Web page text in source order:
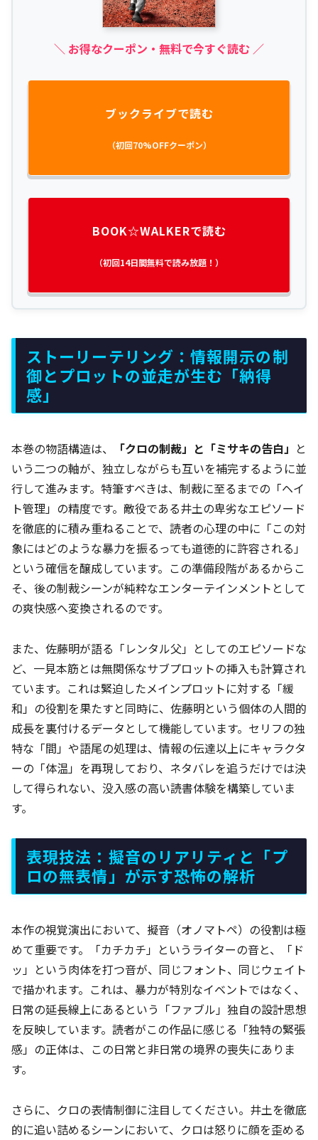
＼ お得なクーポン・無料で今すぐ読む ／
ブックライブで読む
（初回70%OFFクーポン）
BOOK☆WALKERで読む
（初回14日間無料で読み放題！）
ストーリーテリング：情報開示の制
御とプロットの並走が生む「納得
感」
本巻の物語構造は、 「クロの制裁」と「ミサキの告白」 と
いう二つの軸が、独立しながらも互いを補完するように並
行して進みます。特筆すべきは、制裁に至るまでの「ヘイ
ト管理」の精度です。敵役である井土の卑劣なエピソード
を徹底的に積み重ねることで、読者の心理の中に「この対
象にはどのような暴力を振るっても道徳的に許容される」
という確信を醸成しています。この準備段階があるからこ
そ、後の制裁シーンが純粋なエンターテインメントとして
の爽快感へ変換されるのです。
また、佐藤明が語る「レンタル父」としてのエピソードな
ど、一見本筋とは無関係なサブプロットの挿入も計算され
ています。これは緊迫したメインプロットに対する「緩
和」の役割を果たすと同時に、佐藤明という個体の人間的
成長を裏付けるデータとして機能しています。セリフの独
特な「間」や語尾の処理は、情報の伝達以上にキャラクタ
ーの「体温」を再現しており、ネタバレを追うだけでは決
して得られない、没入感の高い読書体験を構築していま
す。
表現技法：擬音のリアリティと「プ
ロの無表情」が示す恐怖の解析
本作の視覚演出において、擬音（オノマトペ）の役割は極
めて重要です。「カチカチ」というライターの音と、「ド
ッ」という肉体を打つ音が、同じフォント、同じウェイト
で描かれます。これは、暴力が特別なイベントではなく、
日常の延長線上にあるという「ファブル」独自の設計思想
を反映しています。読者がこの作品に感じる「独特の緊張
感」の正体は、この日常と非日常の境界の喪失にありま
す。
さらに、クロの表情制御に注目してください。井土を徹底
的に追い詰めるシーンにおいて、クロは怒りに顔を歪める